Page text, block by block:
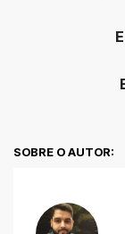
SOBRE O AUTOR: